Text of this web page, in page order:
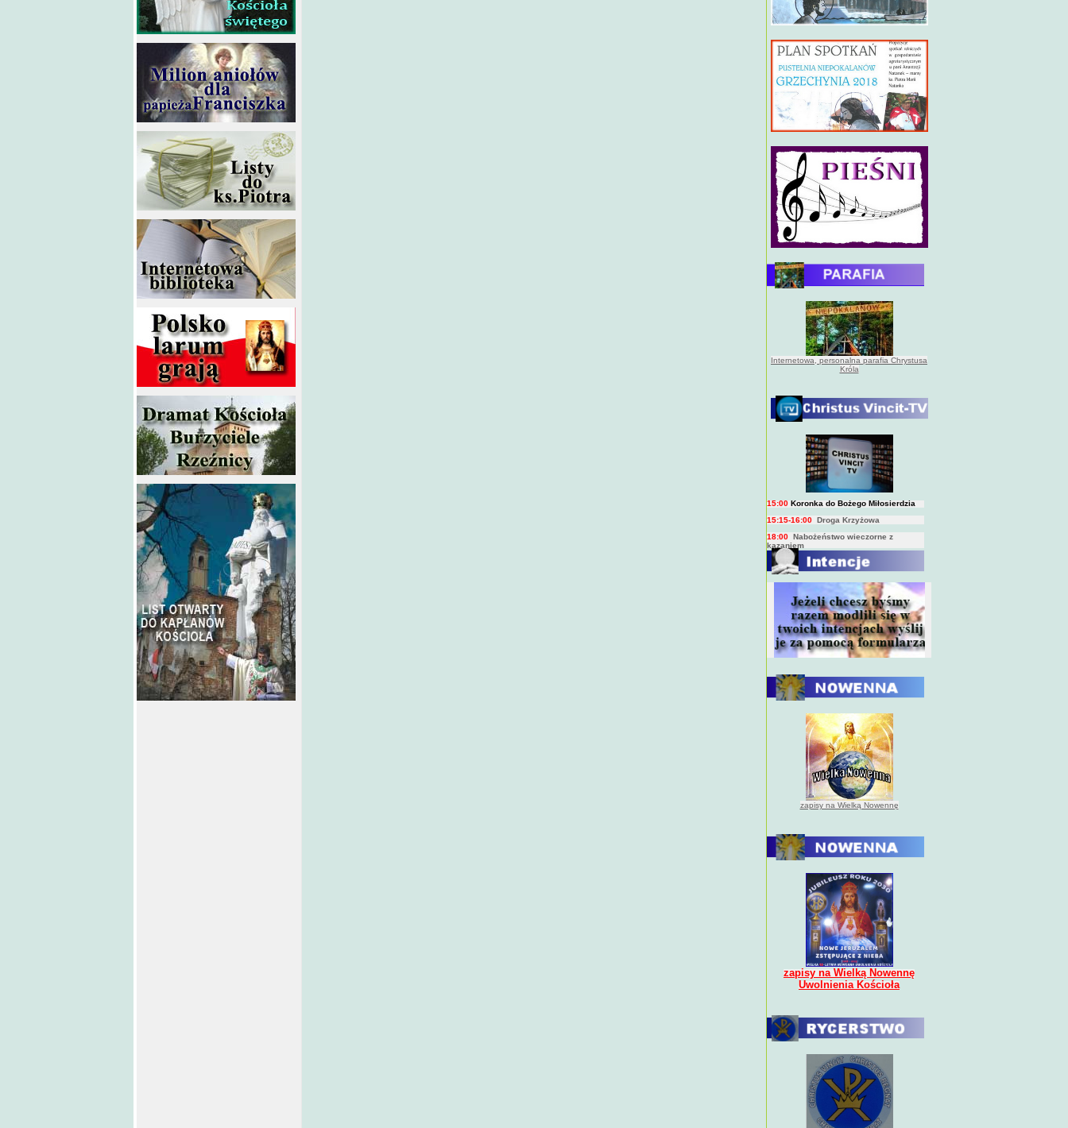
Internetowa, personalna parafia Chrystusa
Króla
BIEŻĄCY PROGRAM TRANSMISJI
BEZPOŚREDNICH
(na żywo)
Msza święta
Koronka do Bożego Miłosierdzia
15:15-16:00 Droga Krzyżowa
18:00 Nabożeństwo wieczorne z
kazaniem
10:00
Niedzielna Msza święta w miarę
możliwości ks. Piotra
zapisy na Wielką Nowennę
zapisy na Wielką Nowennę
Uwolnienia Kościoła